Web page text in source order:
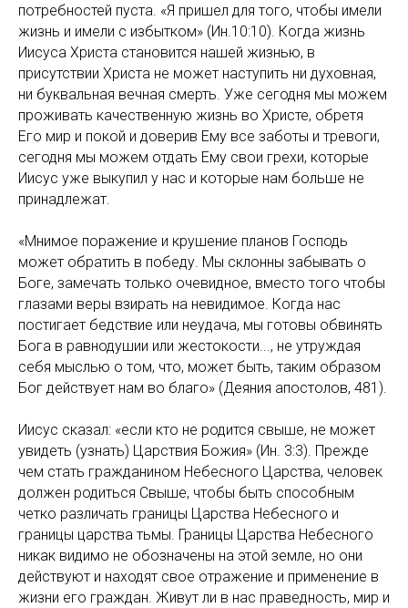
потребностей пуста. «Я пришел для того, чтобы имели
жизнь и имели с избытком» (Ин.10:10). Когда жизнь
Иисуса Христа становится нашей жизнью, в
присутствии Христа не может наступить ни духовная,
ни буквальная вечная смерть. Уже сегодня мы можем
проживать качественную жизнь во Христе, обретя
Его мир и покой и доверив Ему все заботы и тревоги,
сегодня мы можем отдать Ему свои грехи, которые
Иисус уже выкупил у нас и которые нам больше не
принадлежат.
«Мнимое поражение и крушение планов Господь
может обратить в победу. Мы склонны забывать о
Боге, замечать только очевидное, вместо того чтобы
глазами веры взирать на невидимое. Когда нас
постигает бедствие или неудача, мы готовы обвинять
Бога в равнодушии или жестокости..., не утруждая
себя мыслью о том, что, может быть, таким образом
Бог действует нам во благо» (Деяния апостолов, 481).
Иисус сказал: «если кто не родится свыше, не может
увидеть (узнать) Царствия Божия» (Ин. 3:3). Прежде
чем стать гражданином Небесного Царства, человек
должен родиться Свыше, чтобы быть способным
четко различать границы Царства Небесного и
границы царства тьмы. Границы Царства Небесного
никак видимо не обозначены на этой земле, но они
действуют и находят свое отражение и применение в
жизни его граждан. Живут ли в нас праведность, мир и